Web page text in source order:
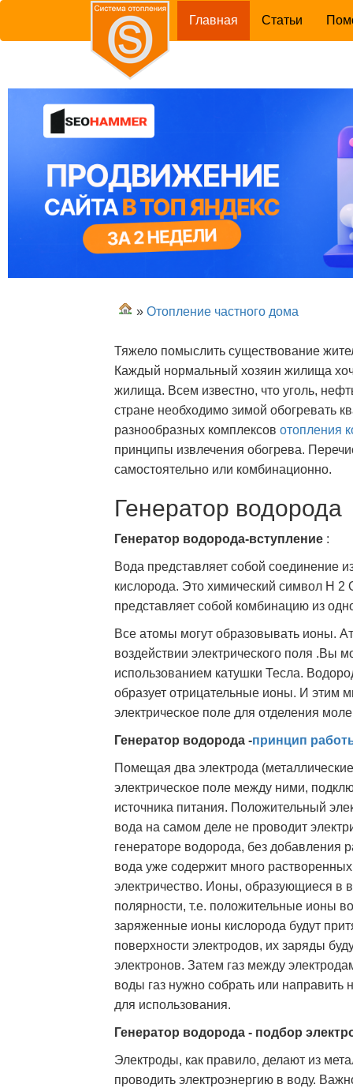
Главная (current)
Статьи
» Отопление частного дома
Тяжело помыслить существование
Каждый нормальный хозяин жилища
жилища. Всем известно, что уголь,
стране необходимо зимой обогревать
разнообразных комплексов отопления
принципы извлечения обогрева.
самостоятельно или комбинационно.
Генератор водорода
Генератор водорода-вступление :
Вода представляет собой соединение
кислорода. Это химический символ H 2
представляет собой комбинацию из
Все атомы могут образовывать ионы.
воздействии электрического поля .Вы
использованием катушки Тесла.
образует отрицательные ионы. И этим
электрическое поле для отделения
Генератор водорода -принцип
Помещая два электрода
электрическое поле между ними,
источника питания. Положительный
вода на самом деле не проводит
генераторе водорода, без добавления
вода уже содержит много
электричество. Ионы, образующиеся в
полярности, т.е. положительные ионы
заряженные ионы кислорода будут
поверхности электродов, их заряды
электронов. Затем газ между
воды газ нужно собрать или направить
для использования.
Генератор водорода - подбор
Электроды, как правило, делают из
проводить электроэнергию в воду.